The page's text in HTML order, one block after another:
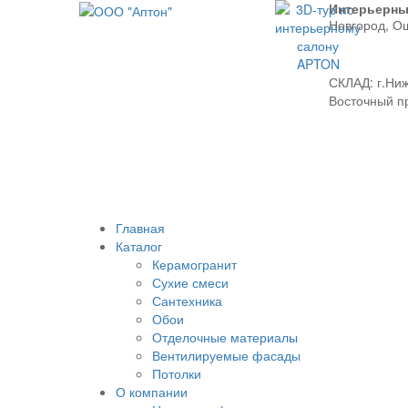
Новгород,
СКЛАД:
Восточный
Главная
Каталог
Керамогранит
Сухие смеси
Сантехника
Обои
Отделочные материалы
Вентилируемые фасады
Потолки
О компании